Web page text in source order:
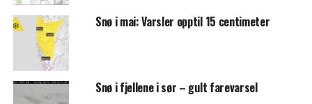
Snø i mai: Varsler opptil 15 centimeter
Snø i fjellene i sør – gult farevarsel